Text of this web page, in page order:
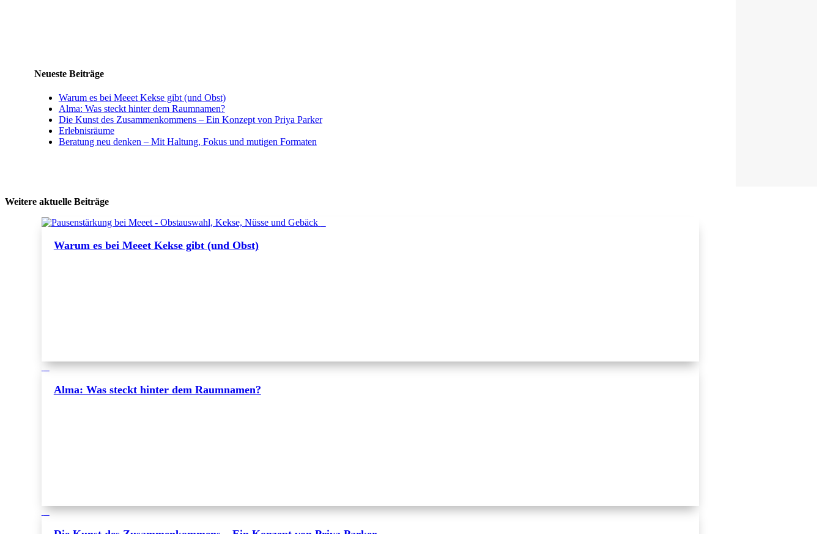
Neueste Beiträge
Warum es bei Meeet Kekse gibt (und Obst)
Alma: Was steckt hinter dem Raumnamen?
Die Kunst des Zusammenkommens – Ein Konzept von Priya Parker
Erlebnisräume
Beratung neu denken – Mit Haltung, Fokus und mutigen Formaten
Weitere aktuelle Beiträge
Warum es bei Meeet Kekse gibt (und Obst)
Alma: Was steckt hinter dem Raumnamen?